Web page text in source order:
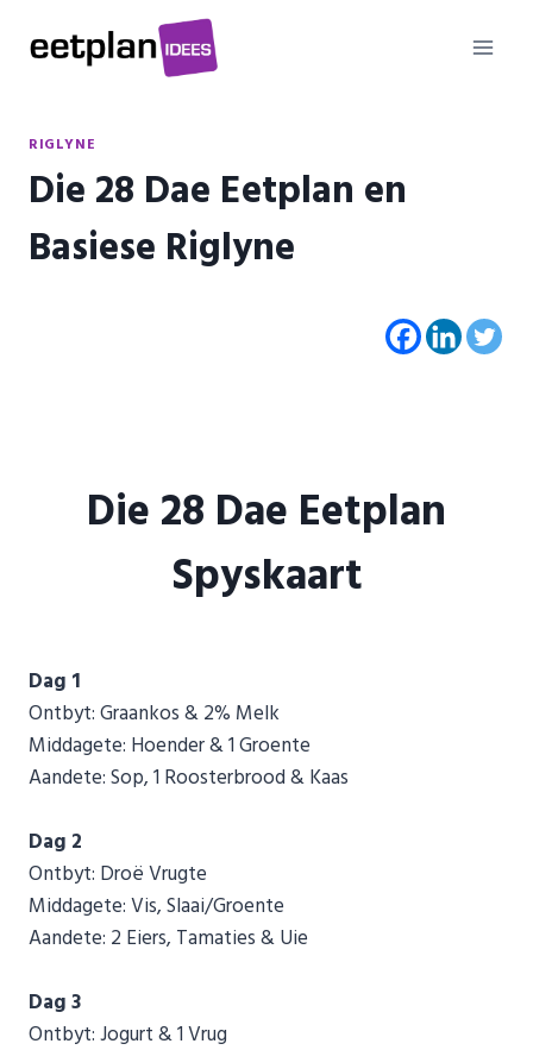
RIGLYNE
Die 28 Dae Eetplan en
Basiese Riglyne
Die 28 Dae Eetplan
Spyskaart
Dag 1
Ontbyt: Graankos & 2% Melk
Middagete: Hoender & 1 Groente
Aandete: Sop, 1 Roosterbrood & Kaas
Dag 2
Ontbyt: Droë Vrugte
Middagete: Vis, Slaai/Groente
Aandete: 2 Eiers, Tamaties & Uie
Dag 3
Ontbyt: Jogurt & 1 Vrug